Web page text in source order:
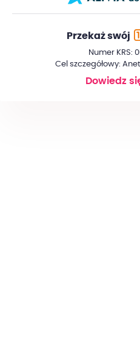
Przekaż swój
Numer KRS:
Cel szczegółowy:
Dowiedz